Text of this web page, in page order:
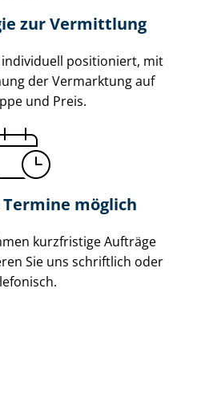
zur Vermittlung
individuell positioniert, mit
der Vermarktung auf
und Preis.
möglich
kurzfristige Aufträge
Sie uns schriftlich oder